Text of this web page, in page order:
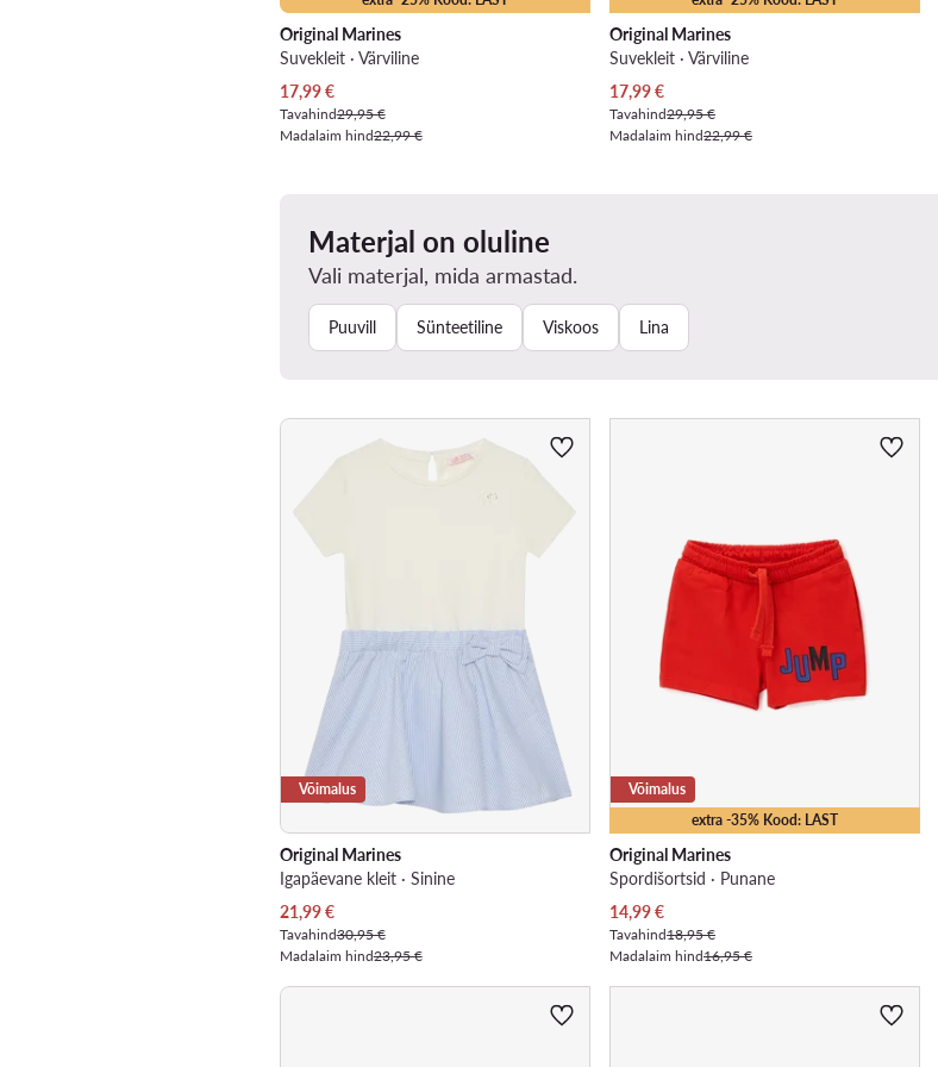
Original Marines
Suvekleit · Värviline
Praegune hind
17,99€
Tavahind29,95 €
Madalaim hind22,99 €
Original Marines
Suvekleit · Värviline
Praegune hind
17,99€
Tavahind29,95 €
Madalaim hind22,99 €
Materjal on oluline
Vali materjal, mida armastad.
Puuvill Sünteetiline Viskoos Lina
Võimalus
Original Marines
Igapäevane kleit · Sinine
Praegune hind
21,99€
Tavahind30,95 €
Madalaim hind23,95 €
extra -35% Kood: LAST
Võimalus
Original Marines
Spordišortsid · Punane
Praegune hind
14,99€
Tavahind18,95 €
Madalaim hind16,95 €